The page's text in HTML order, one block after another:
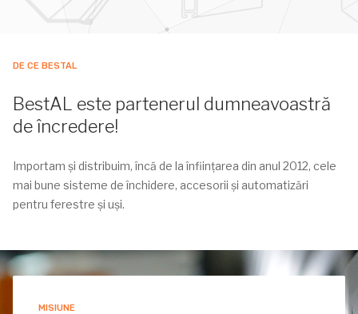
DE CE BESTAL
BestAL este partenerul dumneavoastră
de încredere!
Importam și distribuim, încă de la înființarea din anul 2012, cele
mai bune sisteme de închidere, accesorii și automatizări
pentru ferestre și uși.
MISIUNE